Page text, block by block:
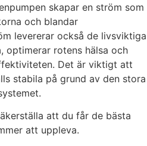
skapar en ström som
och blandar
levererar också de livsviktiga
optimerar rotens hälsa och
Det är viktigt att
stabila på grund av den stora
att du får de bästa
att uppleva.